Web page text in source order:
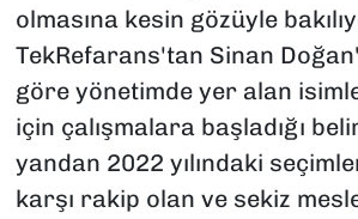
olmasına kesin gözüyle
TekRefarans'tan Sinan
göre yönetimde yer alan
için çalışmalara başladığı
yandan 2022 yılındaki
karşı rakip olan ve sekiz